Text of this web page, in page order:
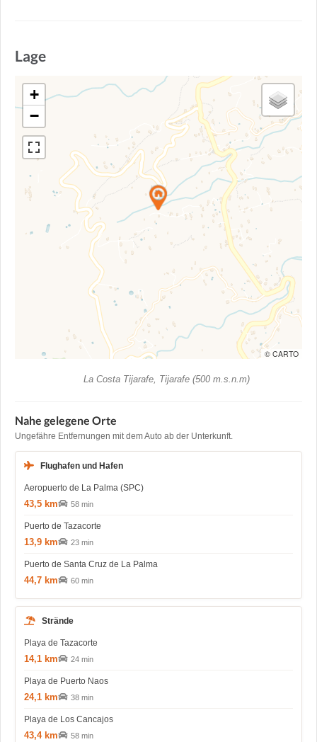
Lage
+
−
© CARTO
La Costa Tijarafe, Tijarafe (500 m.s.n.m)
Nahe gelegene Orte
Ungefähre Entfernungen mit dem Auto ab der Unterkunft.
Flughafen und Hafen
Aeropuerto de La Palma (SPC)
43,5 km 58 min
Puerto de Tazacorte
13,9 km 23 min
Puerto de Santa Cruz de La Palma
44,7 km 60 min
Strände
Playa de Tazacorte
14,1 km 24 min
Playa de Puerto Naos
24,1 km 38 min
Playa de Los Cancajos
43,4 km 58 min